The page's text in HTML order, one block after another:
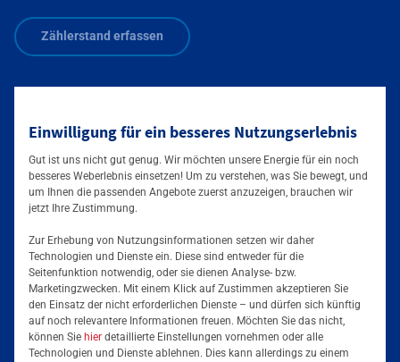
Einwilligung für ein besseres Nutzungserlebnis
Gut ist uns nicht gut genug. Wir möchten unsere Energie für ein noch
besseres Weberlebnis einsetzen! Um zu verstehen, was Sie bewegt, und
um Ihnen die passenden Angebote zuerst anzuzeigen, brauchen wir
jetzt Ihre Zustimmung.
Zur Erhebung von Nutzungsinformationen setzen wir daher
Technologien und Dienste ein. Diese sind entweder für die
Seitenfunktion notwendig, oder sie dienen Analyse- bzw.
Marketingzwecken. Mit einem Klick auf Zustimmen akzeptieren Sie
den Einsatz der nicht erforderlichen Dienste – und dürfen sich künftig
auf noch relevantere Informationen freuen. Möchten Sie das nicht,
können Sie hier detaillierte Einstellungen vornehmen oder alle
Technologien und Dienste ablehnen. Dies kann allerdings zu einem
Zählerstand erfassen
0800 0004263
Zusätzliche Informationen verfügbar
Mainova Newsletter
Folgen Sie uns auf